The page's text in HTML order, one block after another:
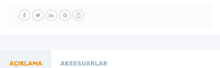
AÇIKLAMA AKSESUARLAR